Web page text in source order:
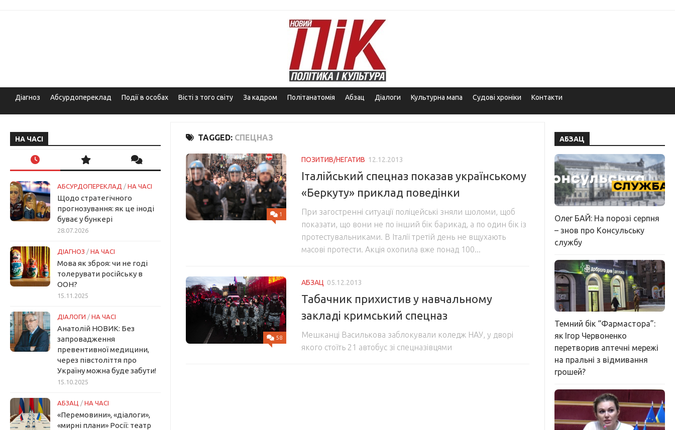
Діагноз Абсурдопереклад Події в особах Вісті з того світу За кадром Політанатомія Абзац Діалоги Культурна мапа Судові хроніки Контакти
TAGGED: СПЕЦНАЗ
1
ПОЗИТИВ/НЕГАТИВ 12.12.2013
Італійський спецназ показав українському
«Беркуту» приклад поведінки
При загостренні ситуації поліцейські зняли шоломи, щоб
показати, що вони не по інший бік барикад, а по один бік із
протестувальниками. В Італії третій день не вщухають
масові протести. Акція охопила вже понад 100...
58
АБЗАЦ 05.12.2013
Табачник прихистив у навчальному
закладі кримський спецназ
Мешканці Василькова заблокували коледж НАУ, у дворі
якого стоїть 21 автобус зі спецназівцями
НА ЧАСІ
АБСУРДОПЕРЕКЛАД / НА ЧАСІ
Щодо стратегічного
прогнозування: як це іноді
буває у бункері
28.07.2026
ДІАГНОЗ / НА ЧАСІ
Мова як зброя: чи не годі
толерувати російську в
ООН?
15.11.2025
ДІАЛОГИ / НА ЧАСІ
Анатолій НОВИК: Без
запровадження
превентивної медицини,
через півстоліття про
Україну можна буде забути!
15.10.2025
АБЗАЦ / НА ЧАСІ
«Перемовини», «діалоги»,
«мирні плани» Росії: театр
АБЗАЦ
Олег БАЙ: На порозі серпня
– знов про Консульську
службу
Темний бік “Фармастора”:
як Ігор Червоненко
перетворив аптечні мережі
на пральні з відмивання
грошей?